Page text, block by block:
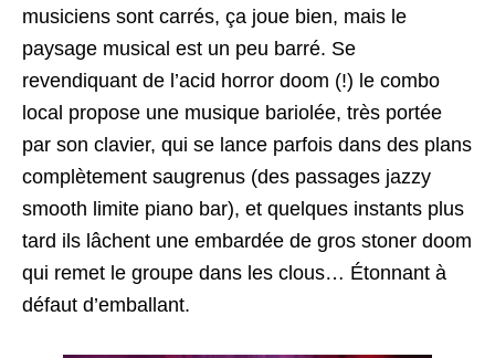
musiciens sont carrés, ça joue bien, mais le
paysage musical est un peu barré. Se
revendiquant de l’acid horror doom (!) le combo
local propose une musique bariolée, très portée
par son clavier, qui se lance parfois dans des plans
complètement saugrenus (des passages jazzy
smooth limite piano bar), et quelques instants plus
tard ils lâchent une embardée de gros stoner doom
qui remet le groupe dans les clous… Étonnant à
défaut d’emballant.